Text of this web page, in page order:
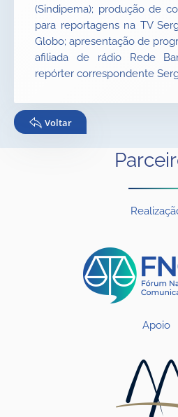
(Sindipema); produção de
para reportagens na TV
Globo; apresentação de
afiliada de rádio Rede
repórter correspondente
Voltar
Apoio